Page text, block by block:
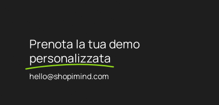
Prenota la tua demo
personalizzata
hello@shopimind.com